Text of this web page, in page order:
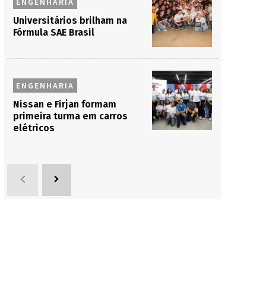
Universitários brilham na
Fórmula SAE Brasil
ENGENHARIA
Nissan e Firjan formam
primeira turma em carros
elétricos